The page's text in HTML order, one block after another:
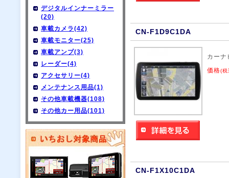
デジタルインナーミラー
(20)
車載カメラ(42)
車載モニター(25)
車載アンプ(3)
レーダー(4)
アクセサリー(4)
メンテナンス用品(1)
その他車載機器(108)
その他カー用品(101)
CN-F1D9C1DA
カーナ
価格(税
CN-F1X10C1DA